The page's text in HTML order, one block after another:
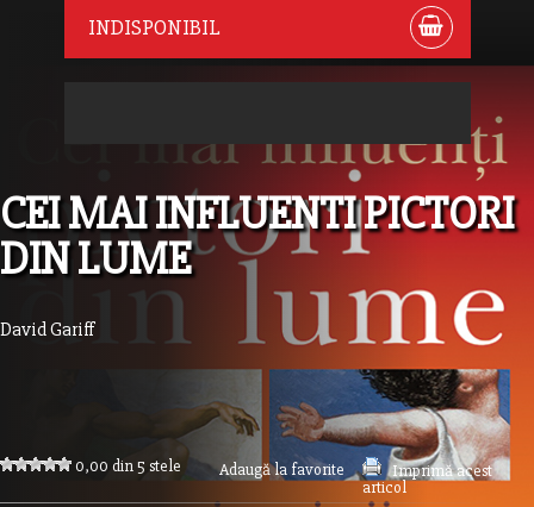
INDISPONIBIL
CEI MAI INFLUENTI PICTORI
DIN LUME
David Gariff
0,00 din 5 stele Adaugă la favorite
Imprimă acest
articol